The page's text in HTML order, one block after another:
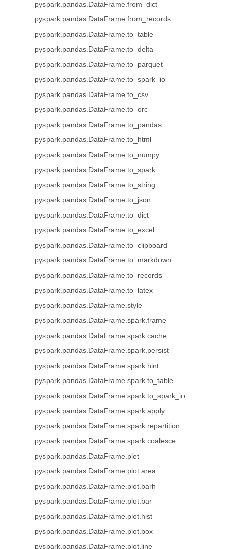
pyspark.pandas.DataFrame.from_dict
pyspark.pandas.DataFrame.from_records
pyspark.pandas.DataFrame.to_table
pyspark.pandas.DataFrame.to_delta
pyspark.pandas.DataFrame.to_parquet
pyspark.pandas.DataFrame.to_spark_io
pyspark.pandas.DataFrame.to_csv
pyspark.pandas.DataFrame.to_orc
pyspark.pandas.DataFrame.to_pandas
pyspark.pandas.DataFrame.to_html
pyspark.pandas.DataFrame.to_numpy
pyspark.pandas.DataFrame.to_spark
pyspark.pandas.DataFrame.to_string
pyspark.pandas.DataFrame.to_json
pyspark.pandas.DataFrame.to_dict
pyspark.pandas.DataFrame.to_excel
pyspark.pandas.DataFrame.to_clipboard
pyspark.pandas.DataFrame.to_markdown
pyspark.pandas.DataFrame.to_records
pyspark.pandas.DataFrame.to_latex
pyspark.pandas.DataFrame.style
pyspark.pandas.DataFrame.spark.frame
pyspark.pandas.DataFrame.spark.cache
pyspark.pandas.DataFrame.spark.persist
pyspark.pandas.DataFrame.spark.hint
pyspark.pandas.DataFrame.spark.to_table
pyspark.pandas.DataFrame.spark.to_spark_io
pyspark.pandas.DataFrame.spark.apply
pyspark.pandas.DataFrame.spark.repartition
pyspark.pandas.DataFrame.spark.coalesce
pyspark.pandas.DataFrame.plot
pyspark.pandas.DataFrame.plot.area
pyspark.pandas.DataFrame.plot.barh
pyspark.pandas.DataFrame.plot.bar
pyspark.pandas.DataFrame.plot.hist
pyspark.pandas.DataFrame.plot.box
pyspark.pandas.DataFrame.plot.line